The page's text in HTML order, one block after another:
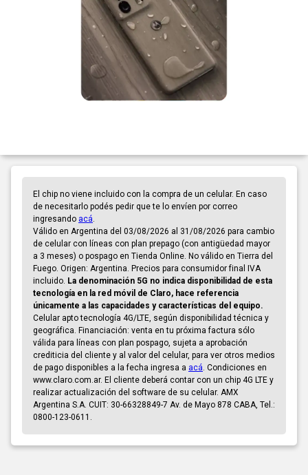
El chip no viene incluido con la compra de un celular. En caso
de necesitarlo podés pedir que te lo envíen por correo
ingresando acá
Válido en Argentina del 03/08/2026 al 31/08/2026 para cambio
de celular con líneas con plan prepago (con antigüedad mayor
a 3 meses) o pospago en Tienda Online. No válido en Tierra del
Fuego. Origen: Argentina. Precios para consumidor final IVA
incluido. La denominación 5G no indica disponibilidad de esta
tecnología en la red móvil de Claro, hace referencia
únicamente a las capacidades y características del equipo.
Celular apto tecnología 4G/LTE, según disponibilidad técnica y
geográfica. Financiación: venta en tu próxima factura sólo
válida para líneas con plan pospago, sujeta a aprobación
crediticia del cliente y al valor del celular, para ver otros medios
de pago disponibles a la fecha ingresa a acá . Condiciones en
www.claro.com.ar. El cliente deberá contar con un chip 4G LTE y
realizar actualización del software de su celular. AMX
Argentina S.A. CUIT: 30-66328849-7 Av. de Mayo 878 CABA, Tel.:
0800-123-0611.